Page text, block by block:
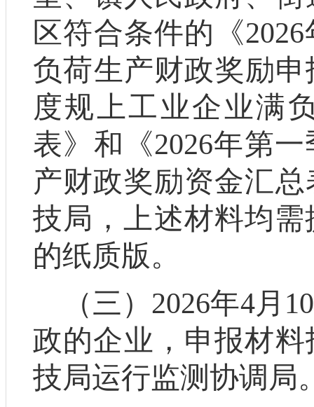
区符合条件的《2026
负荷生产财政奖励
度规上工业企业满
表》和《2026年第一
产财政奖励资金汇
技局，上述材料均需
的纸质版。
（三） 2026年4月 10
政的企业，申报材
技局运行监测协调局